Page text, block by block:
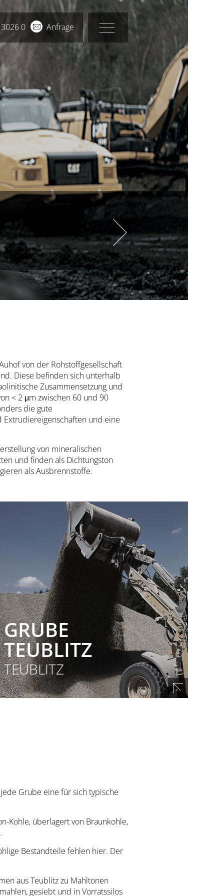
0 Anfrage
von der Rohstoffgesellschaft
Diese befinden sich unterhalb
Zusammensetzung und
< 2 μm zwischen 60 und 90
die gute
Extrudiereigenschaften und eine
von mineralischen
und finden als Dichtungston
als Ausbrennstoffe.
GRUBE
TEUBLITZ
TEUBLITZ
Grube eine für sich typische
Kohle, überlagert von Braunkohle,
Bestandteile fehlen hier. Der
aus Teublitz zu Mahltonen
gesiebt und in Vorratssilos